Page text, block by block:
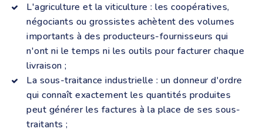
L'agriculture et la viticulture : les coopératives,
négociants ou grossistes achètent des volumes
importants à des producteurs-fournisseurs qui
n'ont ni le temps ni les outils pour facturer chaque
livraison ;
La sous-traitance industrielle : un donneur d'ordre
qui connaît exactement les quantités produites
peut générer les factures à la place de ses sous-
traitants ;